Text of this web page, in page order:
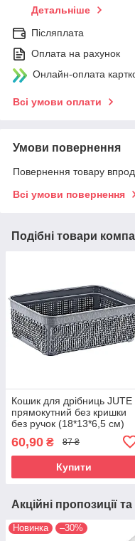
Детальніше
Післяплата
Оплата на рахунок
Онлайн-оплата
Всі умови оплати
Умови повернення
Повернення товару
Всі умови повернення
Подібні товари
Кошик для дрібниць JUTE
прямокутний без кришки
без ручок (18*13*6,5 см)
Туреччина АК-591
60,90 ₴ 87 ₴
Купити
Акційні пропозиції
Новинка –30%